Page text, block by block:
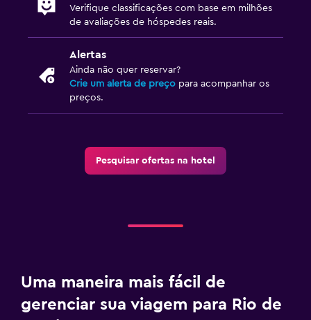
Verifique classificações com base em milhões
de avaliações de hóspedes reais.
Alertas
Ainda não quer reservar?
Crie um alerta de preço para acompanhar os
preços.
Pesquisar ofertas na hotel
Uma maneira mais fácil de
gerenciar sua viagem para Rio de